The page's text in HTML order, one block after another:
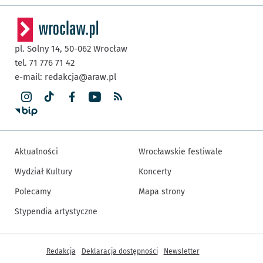
pl. Solny 14, 50-062 Wrocław
tel. 71 776 71 42
e-mail: redakcja@araw.pl
Aktualności
Wydział Kultury
Polecamy
Stypendia artystyczne
Wrocławskie festiwale
Koncerty
Mapa strony
Inne informacje
Redakcja Deklaracja dostępności Newsletter